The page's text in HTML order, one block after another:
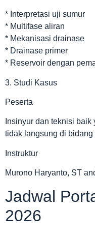
* Interpretasi uji sumur
* Multifase aliran
* Mekanisasi drainase
* Drainase primer
* Reservoir dengan
3. Studi Kasus
Peserta
Insinyur dan teknisi
tidak langsung di
Instruktur
Murono Haryanto, ST
Jadwal
2026